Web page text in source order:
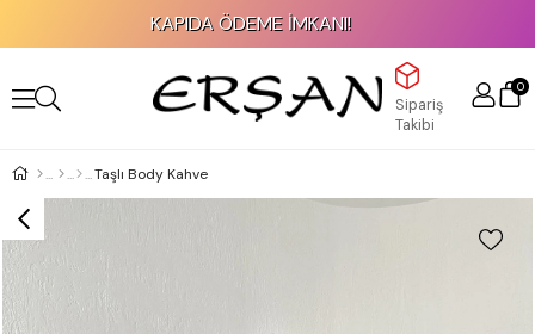
KAPIDA ÖDEME İMKANI!
Sipariş
Takibi
0
Taşlı Body Kahve